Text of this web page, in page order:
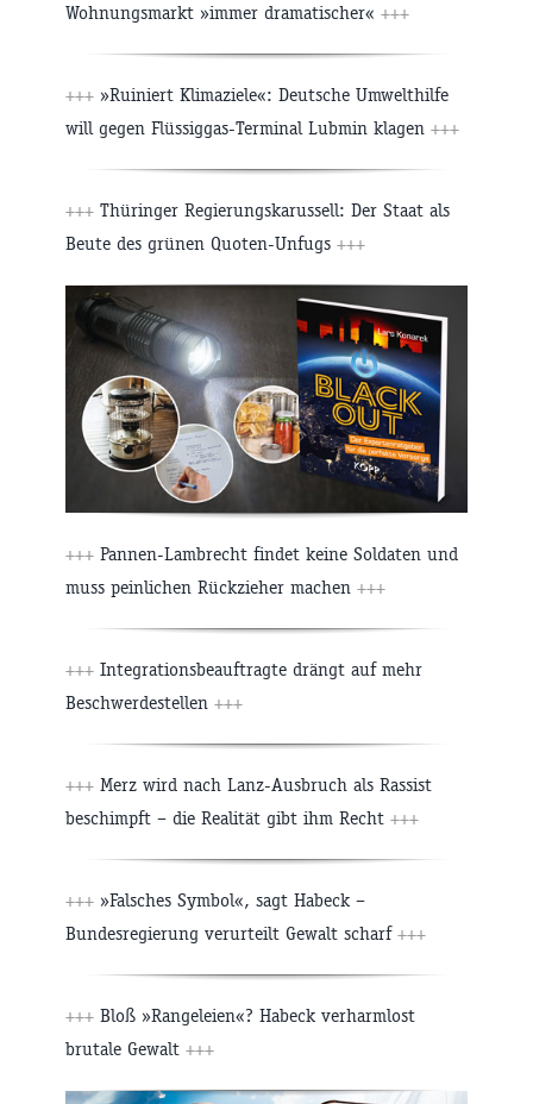
Wohnungsmarkt »immer dramatischer« +++
+++ »Ruiniert Klimaziele«: Deutsche Umwelthilfe
will gegen Flüssiggas-Terminal Lubmin klagen +++
+++ Thüringer Regierungskarussell: Der Staat als
Beute des grünen Quoten-Unfugs +++
+++ Pannen-Lambrecht findet keine Soldaten und
muss peinlichen Rückzieher machen +++
+++ Integrationsbeauftragte drängt auf mehr
Beschwerdestellen +++
+++ Merz wird nach Lanz-Ausbruch als Rassist
beschimpft – die Realität gibt ihm Recht +++
+++ »Falsches Symbol«, sagt Habeck –
Bundesregierung verurteilt Gewalt scharf +++
+++ Bloß »Rangeleien«? Habeck verharmlost
brutale Gewalt +++